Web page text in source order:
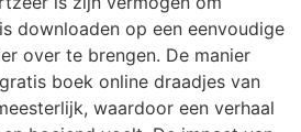
downloaden op een eenvoudige
over te brengen. De manier
boek online draadjes van
waardoor een verhaal